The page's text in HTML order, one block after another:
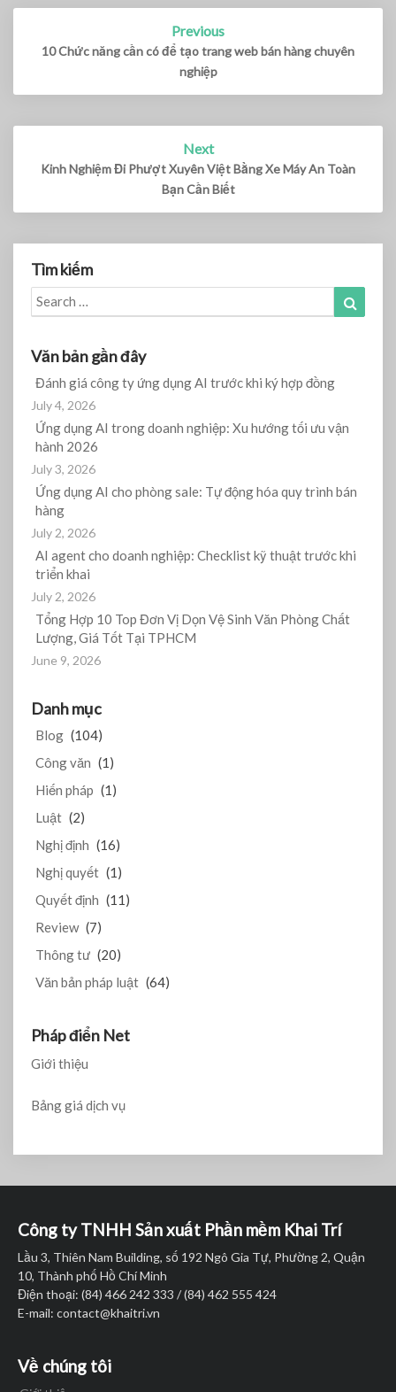
navigation
Previous
10 Chức năng cần có để tạo trang web bán hàng chuyên
nghiệp
Next
Kinh Nghiệm Đi Phượt Xuyên Việt Bằng Xe Máy An Toàn
Bạn Cần Biết
Tìm kiếm
Search
for:
Văn bản gần đây
Đánh giá công ty ứng dụng AI trước khi ký hợp đồng
July 4, 2026
Ứng dụng AI trong doanh nghiệp: Xu hướng tối ưu vận
hành 2026
July 3, 2026
Ứng dụng AI cho phòng sale: Tự động hóa quy trình bán
hàng
July 2, 2026
AI agent cho doanh nghiệp: Checklist kỹ thuật trước khi
triển khai
July 2, 2026
Tổng Hợp 10 Top Đơn Vị Dọn Vệ Sinh Văn Phòng Chất
Lượng, Giá Tốt Tại TPHCM
June 9, 2026
Danh mục
Blog (104)
Công văn (1)
Hiến pháp (1)
Luật (2)
Nghị định (16)
Nghị quyết (1)
Quyết định (11)
Review (7)
Thông tư (20)
Văn bản pháp luật (64)
Pháp điển Net
Giới thiệu
Bảng giá dịch vụ
Công ty TNHH Sản xuất Phần mềm Khai Trí
Lầu 3, Thiên Nam Building, số 192 Ngô Gia Tự, Phường 2, Quận
10, Thành phố Hồ Chí Minh
Điện thoại: (84) 466 242 333 / (84) 462 555 424
E-mail: contact@khaitri.vn
Về chúng tôi